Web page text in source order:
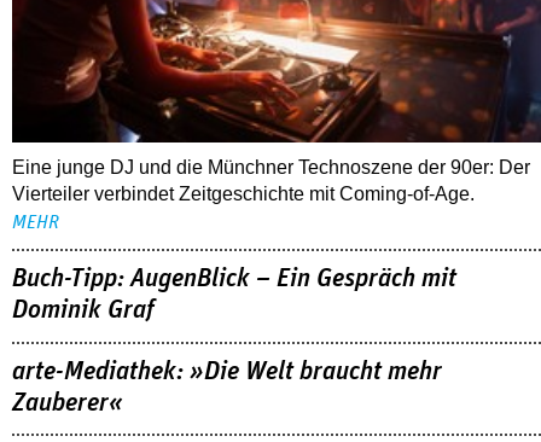
Eine junge DJ und die Münchner Technoszene der 90er: Der
Vierteiler verbindet Zeitgeschichte mit Coming-of-Age.
MEHR
Buch-Tipp: AugenBlick – Ein Gespräch mit
Dominik Graf
arte-Mediathek: »Die Welt braucht mehr
Zauberer«